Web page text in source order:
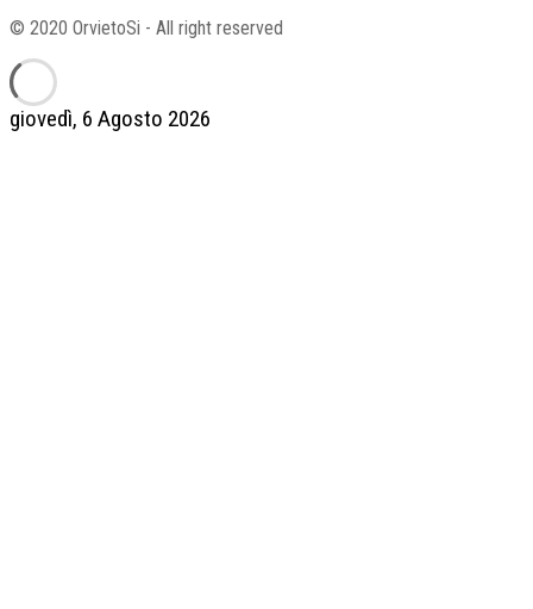
giovedì, 6 Agosto 2026
© 2020 OrvietoSi - All right reserved